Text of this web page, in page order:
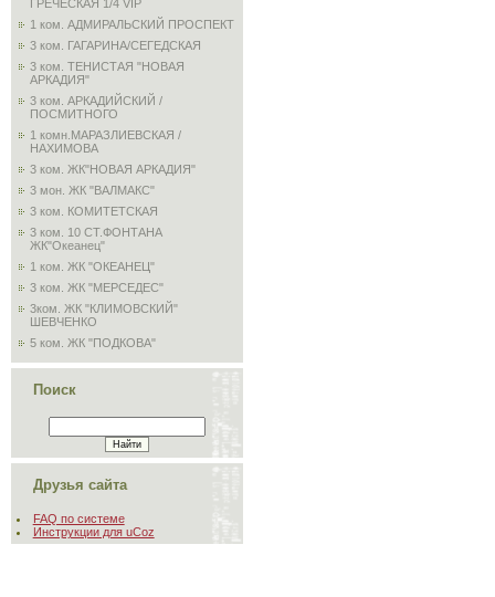
ГРЕЧЕСКАЯ 1/4 VIP
1 ком. АДМИРАЛЬСКИЙ ПРОСПЕКТ
3 ком. ГАГАРИНА/СЕГЕДСКАЯ
3 ком. ТЕНИСТАЯ "НОВАЯ
АРКАДИЯ"
3 ком. АРКАДИЙСКИЙ /
ПОСМИТНОГО
1 комн.МАРАЗЛИЕВСКАЯ /
НАХИМОВА
3 ком. ЖК"НОВАЯ АРКАДИЯ"
3 мон. ЖК "ВАЛМАКС"
3 ком. КОМИТЕТСКАЯ
3 ком. 10 СТ.ФОНТАНА
ЖК"Океанец"
1 ком. ЖК "ОКЕАНЕЦ"
3 ком. ЖК "МЕРСЕДЕС"
3ком. ЖК "КЛИМОВСКИЙ"
ШЕВЧЕНКО
5 ком. ЖК "ПОДКОВА"
Поиск
Друзья сайта
FAQ по системе
Инструкции для uCoz